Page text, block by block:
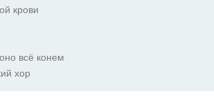
крови
всё конем
хор